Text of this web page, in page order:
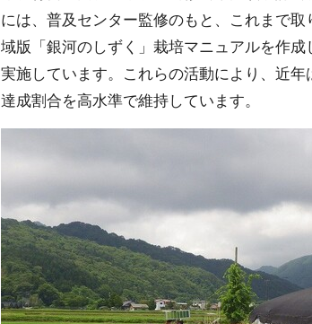
には、普及センター監修のもと、これまで
域版「銀河のしずく」栽培マニュアルを作
実施しています。これらの活動により、近
達成割合を高水準で維持しています。